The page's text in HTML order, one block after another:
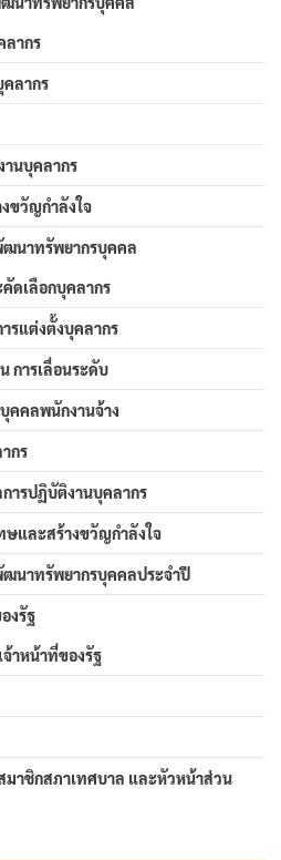
ลากร
คลากร
านบุคลากร
ขวัญกำลังใจ
นาทรัพยากรบุคคล
ดเลือกบุคลากร
รแต่งตั้งบุคลากร
การเลื่อนระดับ
คคลพนักงานจ้าง
กร
ารปฏิบัติงานบุคลากร
และสร้างขวัญกำลังใจ
ฒนาทรัพยากรบุคคลประจำปี
งรัฐ
าหน้าที่ของรัฐ
าชิกสภาเทศบาล และหัวหน้าส่วน